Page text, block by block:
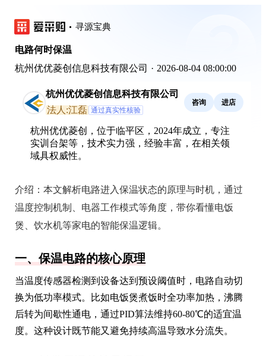
寻源宝典
电路何时保温
杭州优优菱创信息科技有限公司 · 2026-08-04 08:00:00
杭州优优菱创信息科技有限公司
法人:江磊 通过真实性核验
咨询 进店
杭州优优菱创，位于临平区，2024年成立，专注
实训台架等，技术实力强，经验丰富，在相关领
域具权威性。
介绍： 本文解析电路进入保温状态的原理与时机，通过
温度控制机制、电器工作模式等角度，带你看懂电饭
煲、饮水机等家电的智能保温逻辑。
一、保温电路的核心原理
当温度传感器检测到设备达到预设阈值时，电路自动切
换为低功率模式。比如电饭煲煮饭时全功率加热，沸腾
后转为间歇性通电，通过PID算法维持60-80℃的适宜温
度。这种设计既节能又避免持续高温导致水分流失。